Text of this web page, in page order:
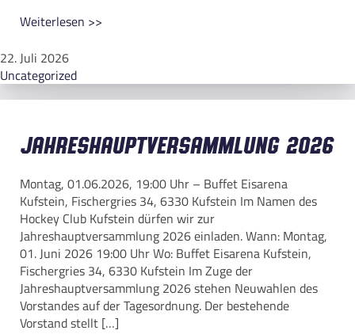
Weiterlesen >>
22. Juli 2026
Uncategorized
Jahreshauptversammlung 2026
Montag, 01.06.2026, 19:00 Uhr – Buffet Eisarena
Kufstein, Fischergries 34, 6330 Kufstein Im Namen des
Hockey Club Kufstein dürfen wir zur
Jahreshauptversammlung 2026 einladen. Wann: Montag,
01. Juni 2026 19:00 Uhr Wo: Buffet Eisarena Kufstein,
Fischergries 34, 6330 Kufstein Im Zuge der
Jahreshauptversammlung 2026 stehen Neuwahlen des
Vorstandes auf der Tagesordnung. Der bestehende
Vorstand stellt […]